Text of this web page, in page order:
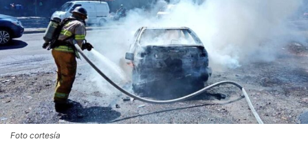
Foto cortesía